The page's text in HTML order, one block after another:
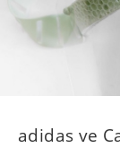
adidas ve